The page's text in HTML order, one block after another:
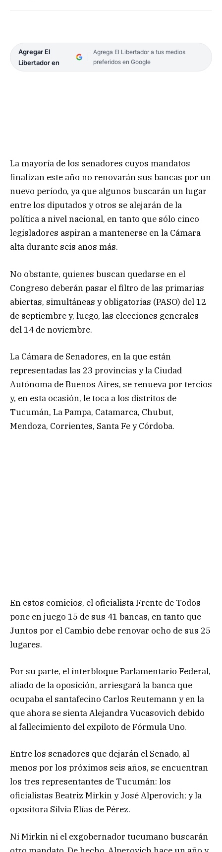
Agregar El
Libertador en
Agrega El Libertador a tus medios
preferidos en Google
La mayoría de los senadores cuyos mandatos
finalizan este año no renovarán sus bancas por un
nuevo período, ya que algunos buscarán un lugar
entre los diputados y otros se alejarán de la
política a nivel nacional, en tanto que sólo cinco
legisladores aspiran a mantenerse en la Cámara
alta durante seis años más.
No obstante, quienes buscan quedarse en el
Congreso deberán pasar el filtro de las primarias
abiertas, simultáneas y obligatorias (PASO) del 12
de septiembre y, luego, las elecciones generales
del 14 de noviembre.
La Cámara de Senadores, en la que están
representadas las 23 provincias y la Ciudad
Autónoma de Buenos Aires, se renueva por tercios
y, en esta ocasión, le toca a los distritos de
Tucumán, La Pampa, Catamarca, Chubut,
Mendoza, Corrientes, Santa Fe y Córdoba.
En estos comicios, el oficialista Frente de Todos
pone en juego 15 de sus 41 bancas, en tanto que
Juntos por el Cambio debe renovar ocho de sus 25
lugares.
Por su parte, el interbloque Parlamentario Federal,
aliado de la oposición, arriesgará la banca que
ocupaba el santafecino Carlos Reutemann y en la
que ahora se sienta Alejandra Vucasovich debido
al fallecimiento del expiloto de Fórmula Uno.
Entre los senadores que dejarán el Senado, al
menos por los próximos seis años, se encuentran
los tres representantes de Tucumán: los
oficialistas Beatriz Mirkin y José Alperovich; y la
opositora Silvia Elías de Pérez.
Ni Mirkin ni el exgobernador tucumano buscarán